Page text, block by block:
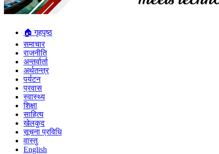
🏠 गृहपृष्ठ
समाचार
राजनीति
अन्तर्वार्ता
अर्थतन्त्र
पर्यटन
प्रवास
स्वास्थ्य
शिक्षा
साहित्य
खेलकुद
सूचना प्रविधि
वास्तु
English